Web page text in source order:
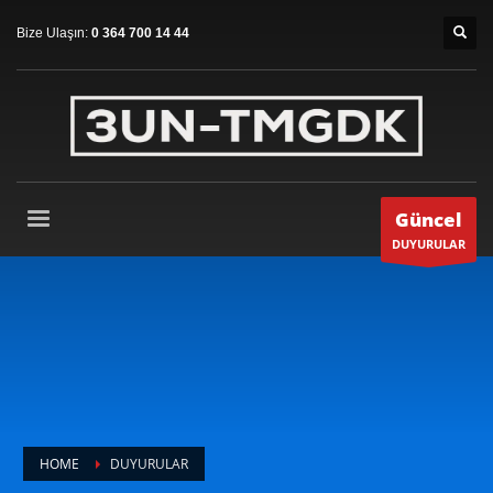
Bize Ulaşın: 0 364 700 14 44
Güncel
DUYURULAR
HOME DUYURULAR